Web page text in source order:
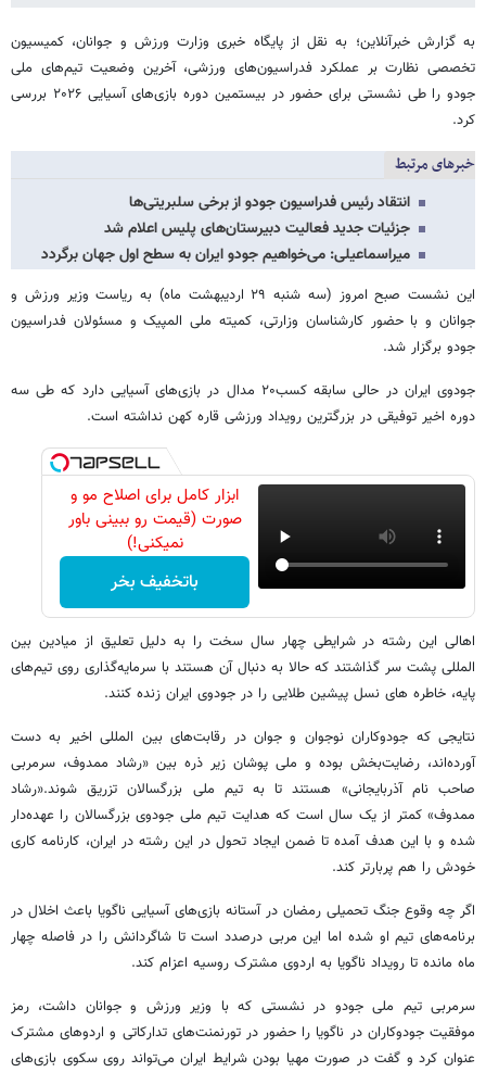
به گزارش خبرآنلاین؛ به نقل از پایگاه خبری وزارت ورزش و جوانان، کمیسیون
تخصصی نظارت بر عملکرد فدراسیون‌های ورزشی، آخرین وضعیت تیم‌های ملی
جودو را طی نشستی برای حضور در بیستمین دوره بازی‌های آسیایی ۲۰۲۶ بررسی
کرد.
خبرهای مرتبط
انتقاد رئیس فدراسیون جودو از برخی سلبریتی‌ها
جزئیات جدید فعالیت دبیرستان‌های پلیس اعلام شد
میراسماعیلی: می‌خواهیم جودو ایران به سطح اول جهان برگردد
این نشست صبح امروز (سه شنبه ۲۹ اردیبهشت ماه) به ریاست وزیر ورزش و
جوانان و با حضور کارشناسان وزارتی، کمیته ملی المپیک و مسئولان فدراسیون
جودو برگزار شد.
جودوی ایران در حالی سابقه کسب۲۰ مدال در بازی‌های آسیایی دارد که طی سه
دوره اخیر توفیقی در بزرگترین رویداد ورزشی قاره کهن نداشته است.
ابزار کامل برای اصلاح مو و
صورت (قیمت رو ببینی باور
نمیکنی!)
باتخفیف بخر
اهالی این رشته در شرایطی چهار سال سخت را به دلیل تعلیق از میادین بین
المللی پشت سر گذاشتند که حالا به دنبال آن هستند با سرمایه‌گذاری روی تیم‌های
پایه، خاطره های نسل پیشین طلایی را در جودوی ایران زنده کنند.
نتایجی که جودوکاران نوجوان و جوان در رقابت‌های بین المللی اخیر به دست
آورده‌اند، رضایت‌بخش بوده و ملی پوشان زیر ذره بین «رشاد ممدوف، سرمربی
صاحب نام آذربایجانی» هستند تا به تیم ملی بزرگسالان تزریق شوند.«رشاد
ممدوف» کمتر از یک سال است که هدایت تیم ملی جودوی بزرگسالان را عهده‌دار
شده و با این هدف آمده تا ضمن ایجاد تحول در این رشته در ایران، کارنامه کاری
خودش را هم پربارتر کند.
اگر چه وقوع جنگ تحمیلی رمضان در آستانه بازی‌های آسیایی ناگویا باعث اخلال در
برنامه‌های تیم او شده اما این مربی درصدد است تا شاگردانش را در فاصله چهار
ماه مانده تا رویداد ناگویا به اردوی مشترک روسیه اعزام کند.
سرمربی تیم ملی جودو در نشستی که با وزیر ورزش و جوانان داشت، رمز
موفقیت جودوکاران در ناگویا را حضور در تورنمنت‌های تدارکاتی و اردوهای مشترک
عنوان کرد و گفت در صورت مهیا بودن شرایط ایران می‌تواند روی سکوی بازی‌های